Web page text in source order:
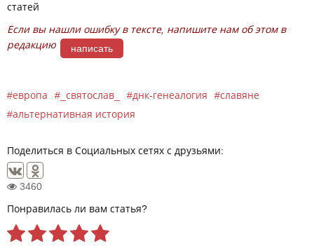
статей
Если вы нашли ошибку в тексте, напишите нам об этом в
редакцию
написать
европа _святослав_ днк-генеалогия
славяне
альтернативная история
Поделиться в Социальных сетях с друзьями:
3460
Понравилась ли вам статья?